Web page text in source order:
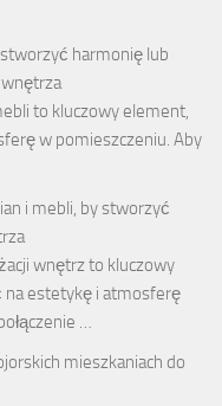
stworzyć harmonię lub
to kluczowy element,
w pomieszczeniu. Aby
i mebli, by stworzyć
wnętrz to kluczowy
na estetykę i atmosferę
…
mieszkaniach do